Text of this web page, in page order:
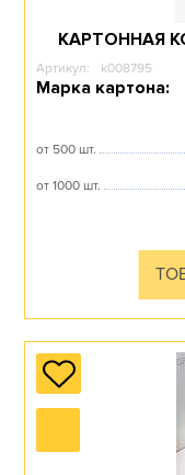
КАРТОННАЯ
Артикул: k008795
Марка картона:
от 500 шт.
от 1000 шт.